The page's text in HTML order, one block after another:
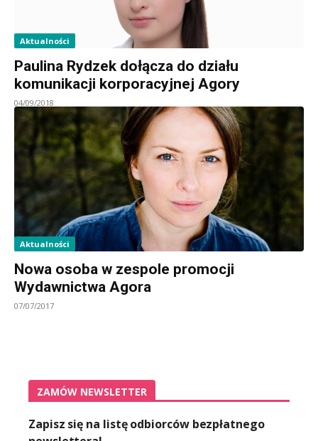
Aktualności
Paulina Rydzek dołącza do działu
komunikacji korporacyjnej Agory
04/09/2018
Aktualności
Nowa osoba w zespole promocji
Wydawnictwa Agora
07/07/2017
ZAMÓW NEWSLETTER
Zapisz się na listę odbiorców bezpłatnego